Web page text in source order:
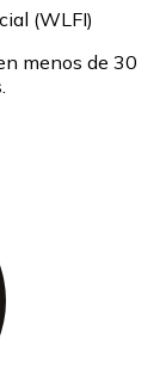
(WLFI)
menos de 30